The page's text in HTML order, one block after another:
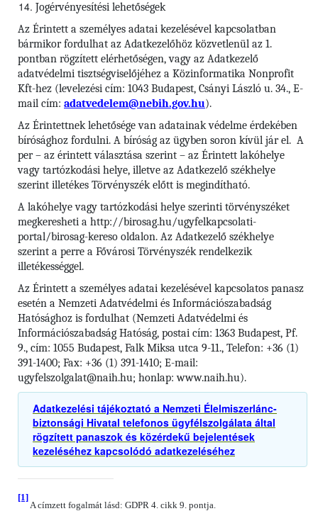
Jogérvényesítési lehetőségek
Az Érintett a személyes adatai kezelésével kapcsolatban
bármikor fordulhat az Adatkezelőhöz közvetlenül az 1.
pontban rögzített elérhetőségen, vagy az Adatkezelő
adatvédelmi tisztségviselőjéhez a Közinformatika Nonprofit
Kft-hez (levelezési cím: 1043 Budapest, Csányi László u. 34., E-
mail cím: adatvedelem@nebih.gov.hu).
Az Érintettnek lehetősége van adatainak védelme érdekében
bírósághoz fordulni. A bíróság az ügyben soron kívül jár el. A
per – az érintett választása szerint – az Érintett lakóhelye
vagy tartózkodási helye, illetve az Adatkezelő székhelye
szerint illetékes Törvényszék előtt is megindítható.
A lakóhelye vagy tartózkodási helye szerinti törvényszéket
megkeresheti a http://birosag.hu/ugyfelkapcsolati-
portal/birosag-kereso oldalon. Az Adatkezelő székhelye
szerint a perre a Fővárosi Törvényszék rendelkezik
illetékességgel.
Az Érintett a személyes adatai kezelésével kapcsolatos panasz
esetén a Nemzeti Adatvédelmi és Információszabadság
Hatósághoz is fordulhat (Nemzeti Adatvédelmi és
Információszabadság Hatóság, postai cím: 1363 Budapest, Pf.
9., cím: 1055 Budapest, Falk Miksa utca 9-11., Telefon: +36 (1)
391-1400; Fax: +36 (1) 391-1410; E-mail:
ugyfelszolgalat@naih.hu; honlap: www.naih.hu).
Adatkezelési tájékoztató a Nemzeti Élelmiszerlánc-
biztonsági Hivatal telefonos ügyfélszolgálata által
rögzített panaszok és közérdekű bejelentések
kezeléséhez kapcsolódó adatkezeléséhez
[1]
A címzett fogalmát lásd: GDPR 4. cikk 9. pontja.